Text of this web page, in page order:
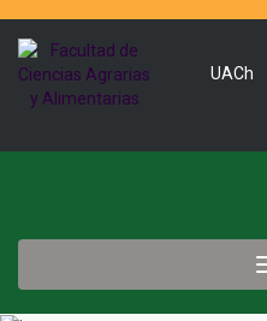
UACh